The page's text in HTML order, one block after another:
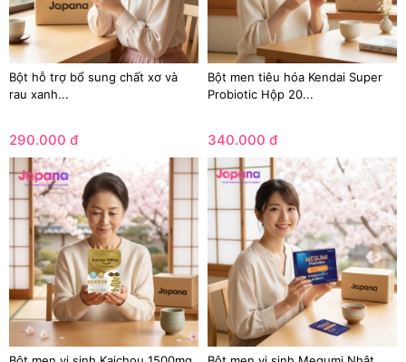
Bột hỗ trợ bổ sung chất xơ và
rau xanh...
290.000 đ
Bột men tiêu hóa Kendai Super
Probiotic Hộp 20...
340.000 đ